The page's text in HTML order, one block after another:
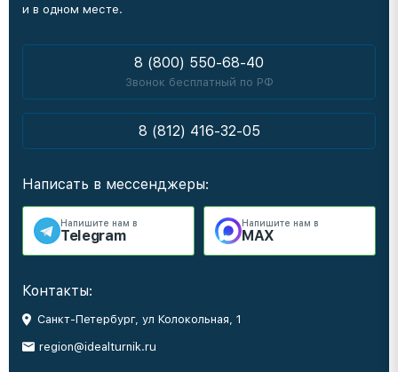
и в одном месте.
8 (800) 550-68-40
Звонок бесплатный по РФ
8 (812) 416-32-05
Написать в мессенджеры:
Напишите нам в
Telegram
Напишите нам в
MAX
Контакты:
Санкт-Петербург, ул Колокольная, 1
region@idealturnik.ru